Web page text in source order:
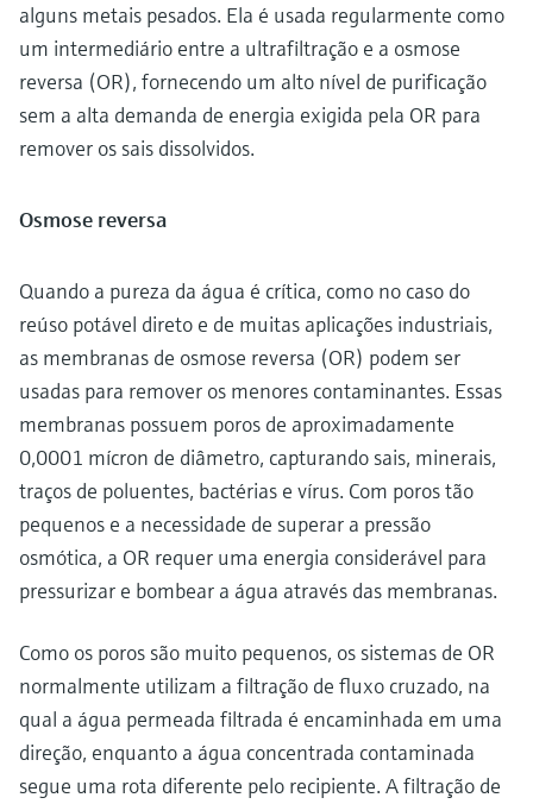
alguns metais pesados. Ela é usada regularmente como
um intermediário entre a ultrafiltração e a osmose
reversa (OR), fornecendo um alto nível de purificação
sem a alta demanda de energia exigida pela OR para
remover os sais dissolvidos.
Osmose reversa
Quando a pureza da água é crítica, como no caso do
reúso potável direto e de muitas aplicações industriais,
as membranas de osmose reversa (OR) podem ser
usadas para remover os menores contaminantes. Essas
membranas possuem poros de aproximadamente
0,0001 mícron de diâmetro, capturando sais, minerais,
traços de poluentes, bactérias e vírus. Com poros tão
pequenos e a necessidade de superar a pressão
osmótica, a OR requer uma energia considerável para
pressurizar e bombear a água através das membranas.
Como os poros são muito pequenos, os sistemas de OR
normalmente utilizam a filtração de fluxo cruzado, na
qual a água permeada filtrada é encaminhada em uma
direção, enquanto a água concentrada contaminada
segue uma rota diferente pelo recipiente. A filtração de